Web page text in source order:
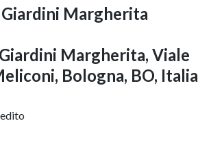
Margherita
Margherita, Viale
Bologna, BO, Italia